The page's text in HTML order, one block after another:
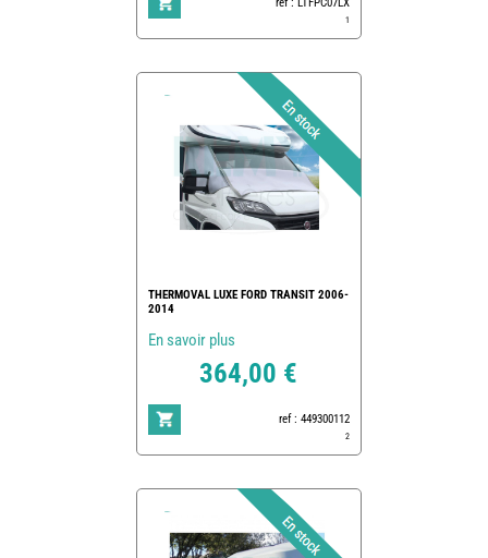
1
THERMOVAL LUXE FORD TRANSIT 2006-
2014
En savoir plus
364,00 €
ref : 449300112
2